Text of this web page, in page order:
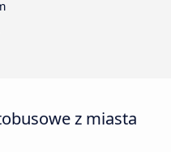
z miasta